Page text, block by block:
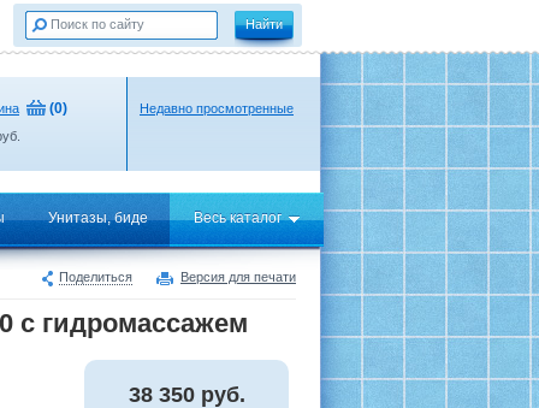
(0) Недавно просмотренные
Унитазы, биде Весь каталог
Поделиться Версия для печати
с гидромассажем
38 350 руб.